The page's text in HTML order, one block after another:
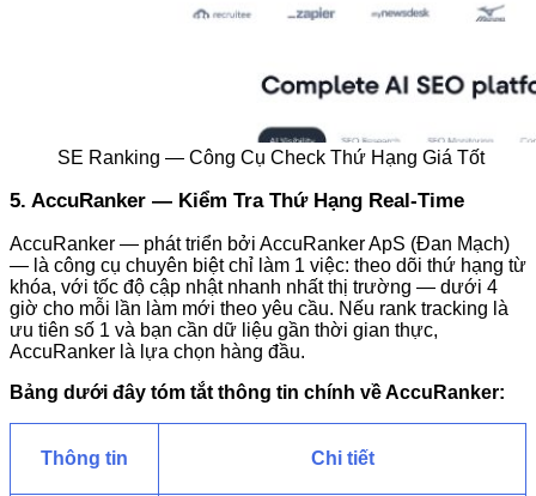
SE Ranking — Công Cụ Check Thứ Hạng Giá Tốt
5. AccuRanker — Kiểm Tra Thứ Hạng Real-Time
AccuRanker — phát triển bởi AccuRanker ApS (Đan Mạch)
— là công cụ chuyên biệt chỉ làm 1 việc: theo dõi thứ hạng từ
khóa, với tốc độ cập nhật nhanh nhất thị trường — dưới 4
giờ cho mỗi lần làm mới theo yêu cầu. Nếu rank tracking là
ưu tiên số 1 và bạn cần dữ liệu gần thời gian thực,
AccuRanker là lựa chọn hàng đầu.
Bảng dưới đây tóm tắt thông tin chính về AccuRanker:
Thông tin Chi tiết